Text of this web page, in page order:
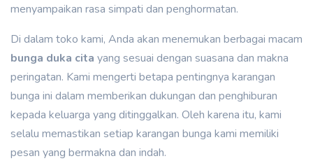
menyampaikan rasa simpati dan penghormatan.
Di dalam toko kami, Anda akan menemukan berbagai macam
bunga duka cita yang sesuai dengan suasana dan makna
peringatan. Kami mengerti betapa pentingnya karangan
bunga ini dalam memberikan dukungan dan penghiburan
kepada keluarga yang ditinggalkan. Oleh karena itu, kami
selalu memastikan setiap karangan bunga kami memiliki
pesan yang bermakna dan indah.